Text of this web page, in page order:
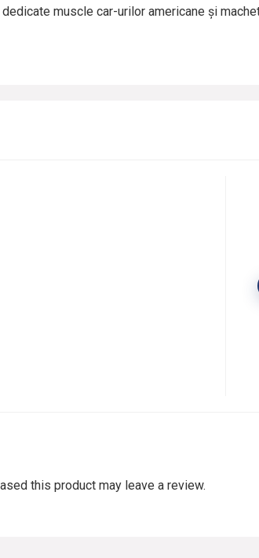
muscle car-urilor americane și
this product may leave a review.